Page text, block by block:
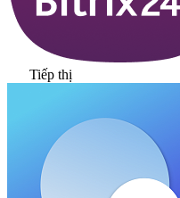
Tiếp thị